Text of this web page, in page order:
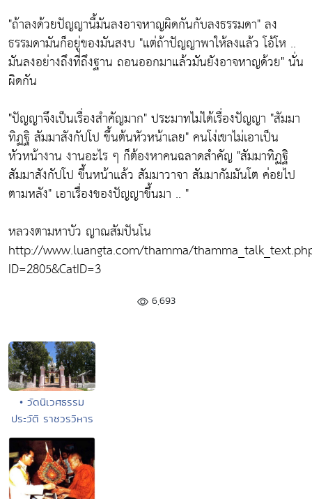
"ถ้าลงด้วยปัญญานี้มันลงอาจหาญผิดกันกับลงธรรมดา"ลง
ธรรมดามันก็อยู่ของมันสงบ "แต่ถ้าปัญญาพาให้ลงแล้ว โอ้โห ..
มันลงอย่างถึงที่ถึงฐาน ถอนออกมาแล้วมันยังอาจหาญด้วย"นั่น
ผิดกัน
"ปัญญาจึงเป็นเรื่องสำคัญมาก"ประมาทไม่ได้เรื่องปัญญา "สัมมา
ทิฏฐิ สัมมาสังกัปโป ขึ้นต้นหัวหน้าเลย"คนโง่เขาไม่เอาเป็น
หัวหน้างาน งานอะไร ๆ ก็ต้องหาคนฉลาดสำคัญ "สัมมาทิฏฐิ
สัมมาสังกัปโป ขึ้นหน้าแล้ว สัมมาวาจา สัมมากัมมันโต ค่อยไป
ตามหลัง" เอาเรื่องของปัญญาขึ้นมา .. "
หลวงตามหาบัว ญาณสัมปันโน
http://www.luangta.com/thamma/
ID=2805&CatID=3
6,693
• วัดนิเวศธรรม
ประวัติ ราชวรวิหาร